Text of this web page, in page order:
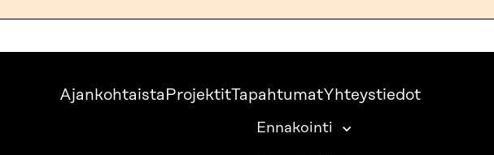
Ajankohtaista ProjektitTapahtumatYhteystiedot
Ennakointi